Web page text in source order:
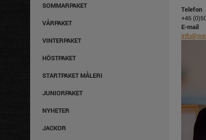
SOMMARPAKET
VÅRPAKET
VINTERPAKET
HÖSTPAKET
STARTPAKET MÅLERI
JUNIORPAKET
NYHETER
JACKOR
Telefon
+46
E-mail